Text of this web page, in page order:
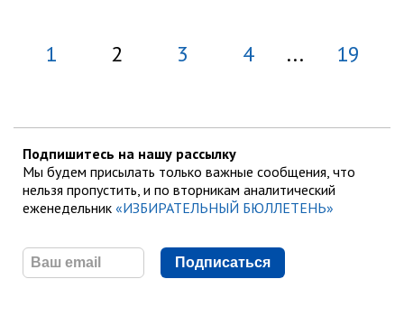
1 2 3 4 ... 19
Подпишитесь на нашу рассылку
Мы будем присылать только важные сообщения, что
нельзя пропустить, и по вторникам аналитический
еженедельник «ИЗБИРАТЕЛЬНЫЙ БЮЛЛЕТЕНЬ»
Подписаться